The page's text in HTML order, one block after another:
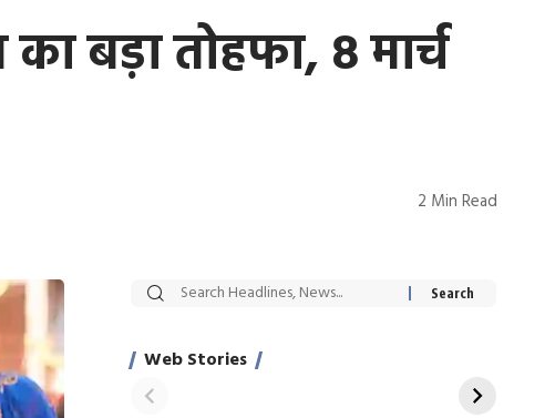
बड़ा तोहफा, 8 मार्च
2 Min Read
Web Stories
सट्टेबाजी में अरेस्ट हुए
साहिल खान
रोज एक कच्चे लहसुन